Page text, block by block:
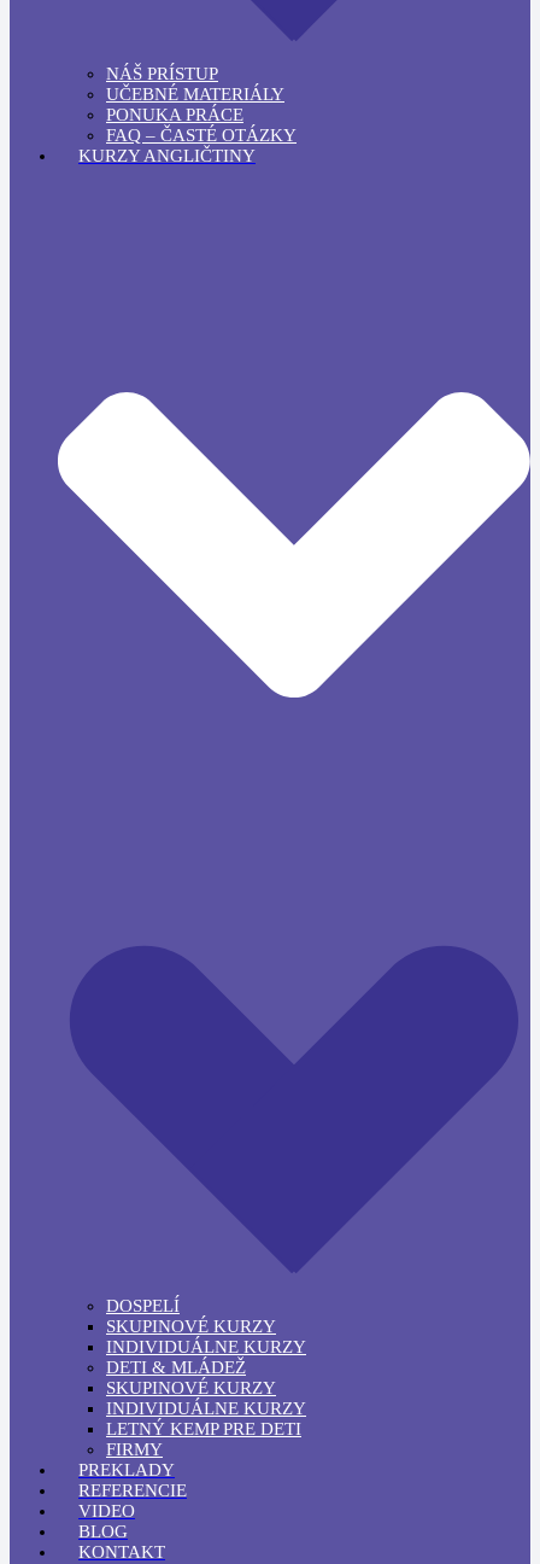
NÁŠ PRÍSTUP
UČEBNÉ MATERIÁLY
PONUKA PRÁCE
FAQ – ČASTÉ OTÁZKY
KURZY ANGLIČTINY
DOSPELÍ
SKUPINOVÉ KURZY
INDIVIDUÁLNE KURZY
DETI & MLÁDEŽ
SKUPINOVÉ KURZY
INDIVIDUÁLNE KURZY
LETNÝ KEMP PRE DETI
FIRMY
PREKLADY
REFERENCIE
VIDEO
BLOG
KONTAKT